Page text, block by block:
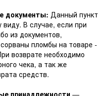
документы: Данный пункт
В случае, если при
из документов,
пломбы на товаре -
возврате необходимо
чека, а так же
средств.
принадлежности —